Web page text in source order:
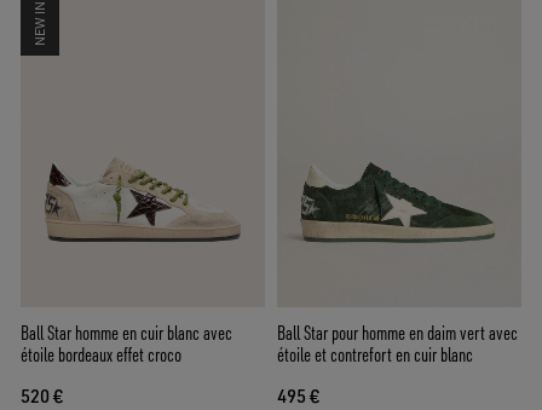
NEW IN
Ball Star homme en cuir blanc avec
étoile bordeaux effet croco
520 €
Ball Star pour homme en daim vert avec
étoile et contrefort en cuir blanc
495 €